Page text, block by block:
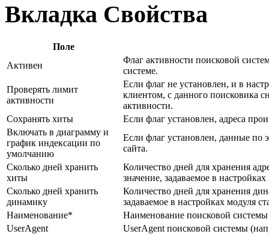
Вкладка Свойства
Поле
Активен
Флаг активности поисковой
системе.
Проверять лимит
активности
Если флаг не установлен, и в
клиентом, с данного поисковика
активности.
Сохранять хиты
Если флаг установлен, адреса
Включать в диаграмму и
график индексации по
умолчанию
Если флаг установлен, данные по
сайта.
Сколько дней хранить
хиты
Количество дней для хранения
значение, задаваемое в
Сколько дней хранить
динамику
Количество дней для хранения
задаваемое в настройках модуля
Наименование*
Наименование поисковой
UserAgent
UserAgent поисковой системы